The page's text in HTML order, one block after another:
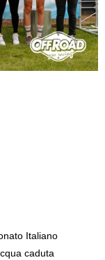
Italiano
caduta